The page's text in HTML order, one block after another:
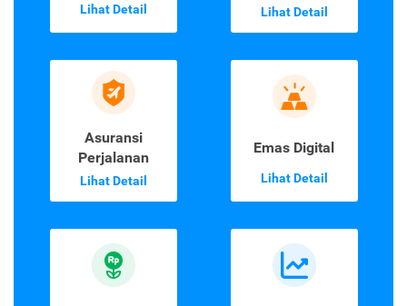
Lihat Detail Lihat Detail
Asuransi
Perjalanan
Lihat Detail
Emas Digital
Lihat Detail